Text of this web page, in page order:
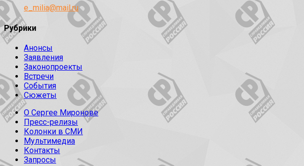
e_milia@mail.ru
Рубрики
Анонсы
Заявления
Законопроекты
Встречи
События
Сюжеты
О Сергее Миронове
Пресс-релизы
Колонки в СМИ
Мультимедиа
Контакты
Запросы